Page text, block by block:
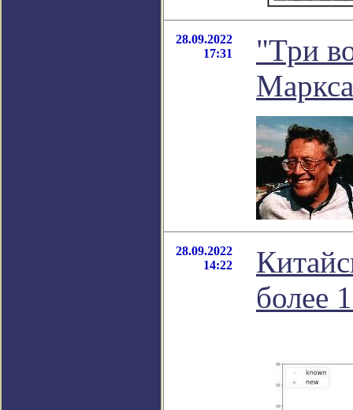
28.09.2022
17:31
"Три
28.09.2022
14:22
более